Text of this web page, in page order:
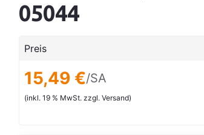
05044
Preis
15,49 €/SA
(inkl. 19 % MwSt. zzgl. Versand)